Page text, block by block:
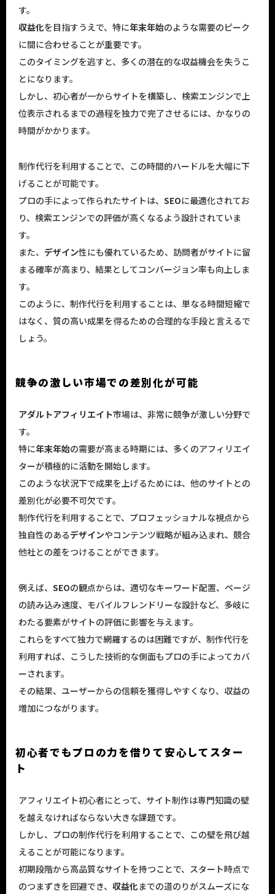
す。
収益化を目指すうえで、特に年末年始のような需要のピーク
に間に合わせることが重要です。
このタイミングを逃すと、多くの潜在的な収益機会を失うこ
とになります。
しかし、初心者が一からサイトを構築し、検索エンジンで上
位表示されるまでの過程を独力で完了させるには、かなりの
時間がかかります。
制作代行を利用することで、この時間的ハードルを大幅に下
げることが可能です。
プロの手によって作られたサイトは、 SEOに最適化されてお
り、検索エンジンでの評価が高くなるよう設計されていま
す。
また、 デザイン性にも優れているため、訪問者がサイトに留
まる確率が高まり、結果としてコンバージョン率も向上しま
す。
このように、制作代行を利用することは、単なる時間短縮で
はなく、質の高い成果を得るための合理的な手段と言えるで
しょう。
競争の激しい市場での差別化が可能
アダルトアフィリエイト市場は、非常に競争が激しい分野で
す。
特に年末年始の需要が高まる時期には、多くのアフィリエイ
ターが積極的に活動を開始します。
このような状況下で成果を上げるためには、他のサイトとの
差別化が必要不可欠です。
制作代行を利用することで、プロフェッショナルな視点から
独自性のあるデザインやコンテンツ戦略が組み込まれ、競合
他社との差をつけることができます。
例えば、 SEOの観点からは、適切なキーワード配置、ページ
の読み込み速度、モバイルフレンドリーな設計など、多岐に
わたる要素がサイトの評価に影響を与えます。
これらをすべて独力で網羅するのは困難ですが、制作代行を
利用すれば、こうした技術的な側面もプロの手によってカバ
ーされます。
その結果、ユーザーからの信頼を獲得しやすくなり、収益の
増加につながります。
初心者でもプロの力を借りて安心してスター
ト
アフィリエイト初心者にとって、サイト制作は専門知識の壁
を越えなければならない大きな課題です。
しかし、プロの制作代行を利用することで、この壁を飛び越
えることが可能になります。
初期段階から高品質なサイトを持つことで、スタート時点で
のつまずきを回避でき、 収益化までの道のりがスムーズにな